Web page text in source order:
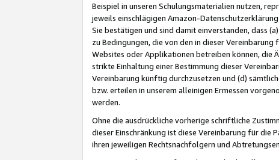
Beispiel in unseren Schulungsmaterialien nutzen,
jeweils einschlägigen Amazon-Datenschutzerklärung
Sie bestätigen und sind damit einverstanden, dass
zu Bedingungen, die von den in dieser
Websites oder Applikationen betreiben können, die
strikte Einhaltung einer Bestimmung dieser
Vereinbarung künftig durchzusetzen und (d)
bzw. erteilen in unserem alleinigen Ermessen
werden.
Ohne die ausdrückliche vorherige schriftliche
dieser Einschränkung ist diese Vereinbarung für die
ihren jeweiligen Rechtsnachfolgern und